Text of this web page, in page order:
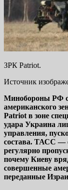
ЗРК Patriot.
Источник
Минобороны РФ
американского
Patriot в зоне
удара Украина
управления,
состава. ТАСС —
регулярно
почему Киеву
совершенные
переданные